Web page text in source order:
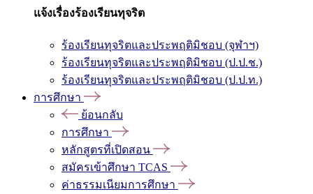
แจ้งเรื่องร้องเรียนทุจริต
ร้องเรียนทุจริตและประพฤติมิชอบ (จุฬาฯ)
ร้องเรียนทุจริตและประพฤติมิชอบ (ป.ป.ช.)
ร้องเรียนทุจริตและประพฤติมิชอบ (ป.ป.ท.)
การศึกษา
ย้อนกลับ
การศึกษา
หลักสูตรที่เปิดสอน
สมัครเข้าศึกษา TCAS
ค่าธรรมเนียมการศึกษา